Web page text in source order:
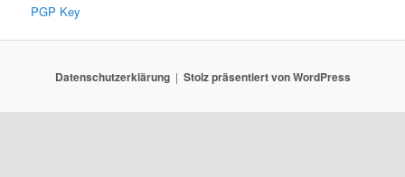
PGP Key
Datenschutzerklärung Stolz präsentiert von WordPress